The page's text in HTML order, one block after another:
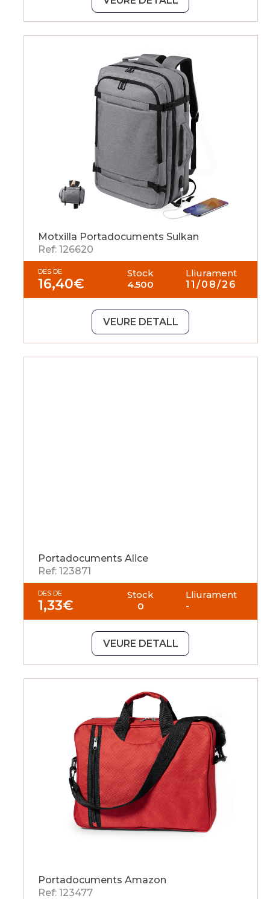
Motxilla Portadocuments Sulkan
Ref: 126620
DES DE
16,40€
Stock
4.500
Lliurament
11/08/26
VEURE DETALL
Portadocuments Alice
Ref: 123871
DES DE
1,33€
Stock
0
Lliurament
-
VEURE DETALL
Portadocuments Amazon
Ref: 123477